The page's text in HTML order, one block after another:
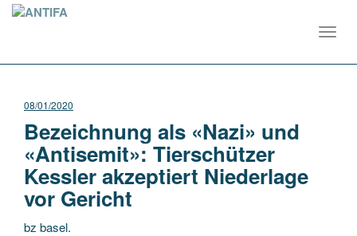
08/01/2020
Bezeichnung als «Nazi» und
«Antisemit»: Tierschützer
Kessler akzeptiert Niederlage
vor Gericht
bz basel.